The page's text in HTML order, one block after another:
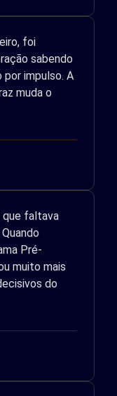
foi
sabendo
por impulso. A
muda o
que faltava
Pré-
muito mais
do